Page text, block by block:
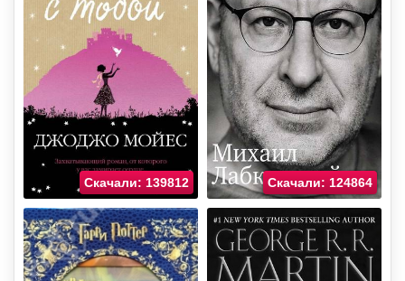
Скачали: 139812 Скачали: 124864